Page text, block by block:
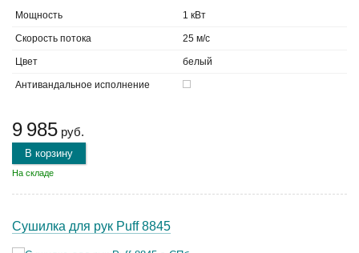
Мощность 1 кВт
Скорость потока 25 м/с
Цвет белый
Антивандальное исполнение
9 985 руб.
В корзину
На складе
Сушилка для рук Puff 8845